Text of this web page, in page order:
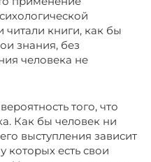
книги, как бы
знания, без
человека не
того, что
Как бы человек ни
выступления зависит
которых есть свои